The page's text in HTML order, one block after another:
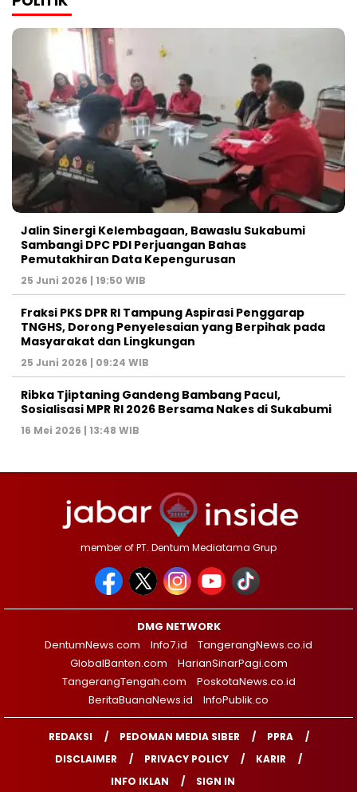
Jalin Sinergi Kelembagaan, Bawaslu Sukabumi
Sambangi DPC PDI Perjuangan Bahas
Pemutakhiran Data Kepengurusan
25 Juni 2026 | 19:50 WIB
‎Fraksi PKS DPR RI Tampung Aspirasi Penggarap
TNGHS, Dorong Penyelesaian yang Berpihak pada
Masyarakat dan Lingkungan‎
25 Juni 2026 | 09:24 WIB
Ribka Tjiptaning Gandeng Bambang Pacul,
Sosialisasi MPR RI 2026 Bersama Nakes di Sukabumi
16 Mei 2026 | 13:48 WIB
member of PT. Dentum Mediatama Grup
DMG NETWORK
DentumNews.com
Info7.id
TangerangNews.co.id
GlobalBanten.com
HarianSinarPagi.com
TangerangTengah.com
PoskotaNews.co.id
BeritaBuanaNews.id
InfoPublik.co
REDAKSI PEDOMAN MEDIA SIBER
PPRA
DISCLAIMER
PRIVACY POLICY
KARIR
INFO IKLAN
SIGN IN